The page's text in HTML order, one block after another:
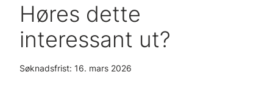
Høres dette
interessant ut?
Søknadsfrist: 16. mars 2026